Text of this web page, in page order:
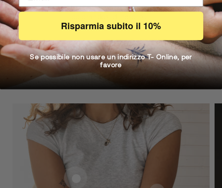
composti naturali presenti nella pelle e nell'aria,
Shop the Look
Risparmia subito il 10%
Se possibile non usare un indirizzo T- Online, per
favore